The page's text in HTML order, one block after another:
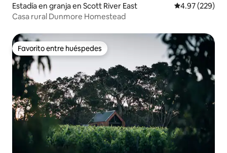
Estadía en granja en Scott River East Calificación
4.97 (229)
Casa rural Dunmore Homestead
Favorito entre huéspedes
Favorito entre huéspedes